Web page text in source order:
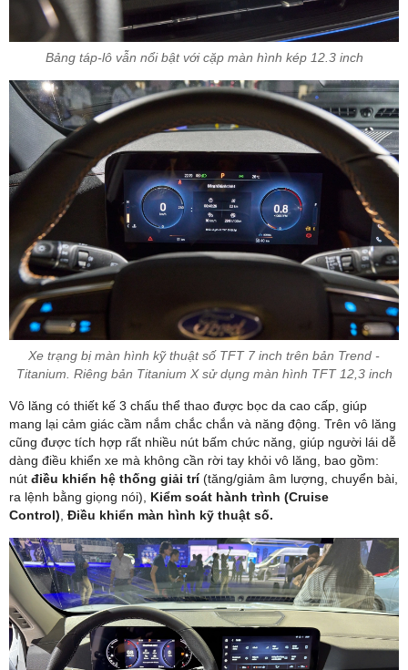
Bảng táp-lô vẫn nổi bật với cặp màn hình kép 12.3 inch
Xe trạng bị màn hình kỹ thuật số TFT 7 inch trên bản Trend -
Titanium. Riêng bản Titanium X sử dụng màn hình TFT 12,3 inch
Vô lăng có thiết kế 3 chấu thể thao được bọc da cao cấp, giúp
mang lại cảm giác cầm nắm chắc chắn và năng động. Trên vô lăng
cũng được tích hợp rất nhiều nút bấm chức năng, giúp người lái dễ
dàng điều khiển xe mà không cần rời tay khỏi vô lăng, bao gồm:
nút điều khiển hệ thống giải trí(tăng/giảm âm lượng, chuyển bài,
ra lệnh bằng giọng nói), Kiểm soát hành trình (Cruise
Control) Điều khiển màn hình kỹ thuật số.